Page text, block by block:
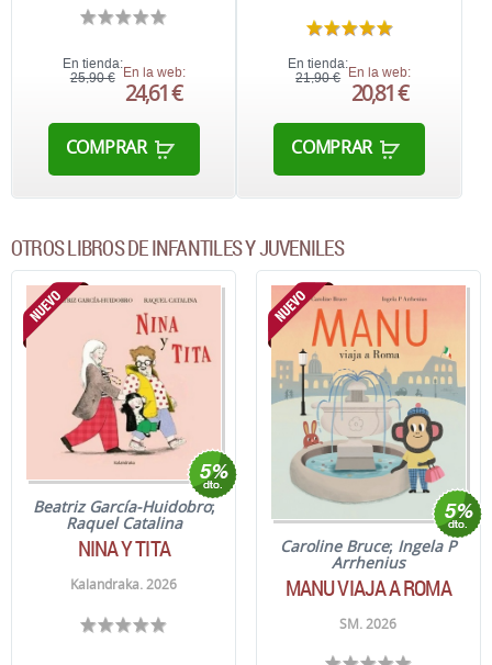
En tienda:
25,90 € En la web:
24,61 €
COMPRAR
En tienda:
21,90 € En la web:
20,81 €
COMPRAR
OTROS LIBROS DE INFANTILES Y JUVENILES
Beatriz García-Huidobro;
Raquel Catalina
NINA Y TITA
Kalandraka. 2026
Caroline Bruce; Ingela P
Arrhenius
MANU VIAJA A ROMA
SM. 2026